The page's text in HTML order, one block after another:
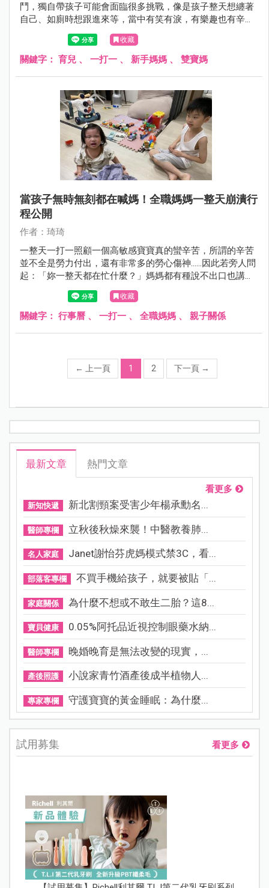
鬥，獨自帶孩子可能會面臨很多挑戰，像是孩子整天想纏著
自己、如廁時想跟進來等，當中有笑有淚，有樂趣也有辛苦
的地方，回想這幾年帶小包、小喵的經驗，我這個雙寶媽從
新手媽媽到現在，真的也累積不少心得。
收藏
關鍵字： 育兒 、 一打一 、 新手媽媽 、 雙寶媽
當孩子無時無刻都在喊媽！全職媽媽一整天崩潰行
程公開
作者：琦琦
一整天一打一照顧一個高敏感寶寶真的蠻辛苦，所謂的辛苦
並不全是勞力付出，還有非常多的勞心傷神……因此若旁人問
起：「妳一整天都在忙什麼？」媽媽都有種說不出口也講不
明白的無奈及無力感。
收藏
關鍵字： 行事曆 、 一打一 、 全職媽媽 、 親子關係
← 上一頁 1 2 下一頁 →
最新文章 熱門文章
看更多
新知快遞 新北割頸案受害少年楊承勳名...
醫師專欄 立秋後秋燥來襲！中醫教養肺...
名人家庭 Janet謝怡芬虎媽模式禁3C，看...
部落客專欄 不買手機給孩子，就要被貼「...
家庭關係 為什麼不想或不敢生二胎？這8...
寶貝健康 0.05%阿托品近視控制眼藥水納...
醫師專欄 晚婚晚育是無法改變的現實，...
產後照護 小說家青竹酒產後成半植物人...
專家專欄 守護寶寶的黃金睡眠：為什麼...
試用募集 看更多